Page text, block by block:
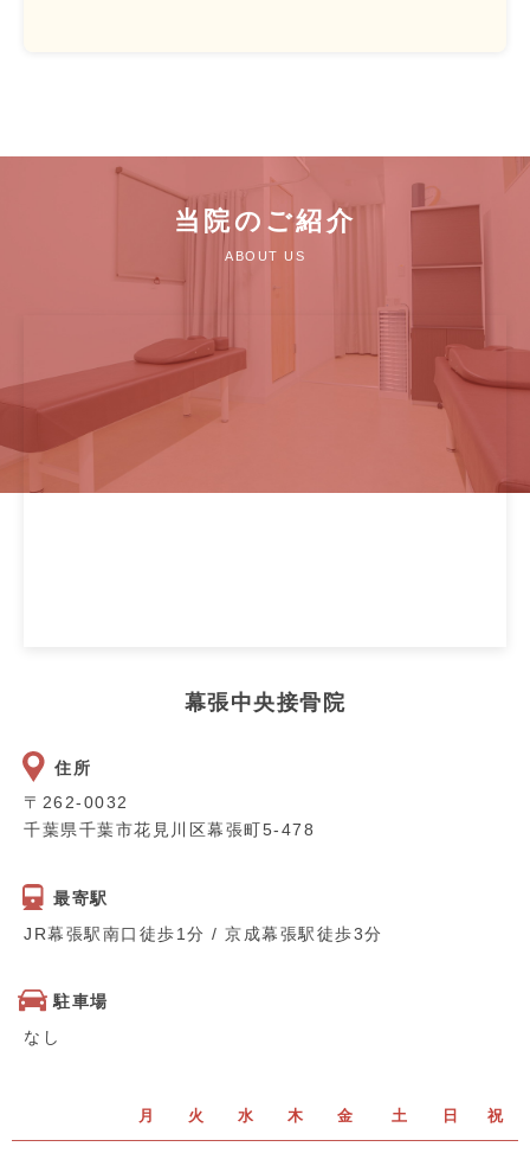
当院のご紹介
ABOUT US
幕張中央接骨院
住所
〒262-0032
千葉県千葉市花見川区幕張町5-478
最寄駅
JR幕張駅南口徒歩1分 / 京成幕張駅徒歩3分
駐車場
なし
月 火 水 木 金 土 日 祝